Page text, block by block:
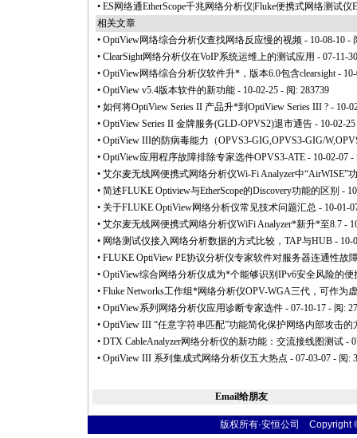
• ES网络通EtherScope千兆网络分析仪|Fluke便携式网络测试仪
相关文章
• OptiView网络综合分析仪查找网络反应慢的视频 - 10-08-10 -
• ClearSight网络分析仪在VoIP系统运维上的测试应用 - 07-11-
• OptiView网络综合分析仪软件升* ，版本6.0包含clearsight- 10-
• OptiView v5.4版本软件的新功能 - 10-02-25 - 阅: 283739
• 如何将OptiView Series II 产品升*到OptiView Series III ? - 10-
• OptiView Series II 金牌服务(GLD-OPVS2)退市通告 - 10-02-
• OptiView III的防病毒能力（OPVS3-GIG,OPVS3-GIG/
• OptiView应用程序故障排除专家选件OPVS3-ATE - 10-02-07 -
• 艾尔麦无线网便携式网络分析仪Wi-Fi Analyzer中“AirWISE”
• 简述FLUKE Optiview与EtherScope的Discovery功能的区别 -
• 关于FLUKE OptiView网络分析仪常见技术问题汇总 - 10-01-
• 艾尔麦无线网便携式网络分析仪WiFi Analyzer*新升*至8.7 -
• 网络测试仪接入网络分析数据的方式比较，TAP与HUB - 10-
• FLUKE OptiView PE协议分析仪专家软件对服务器连通性故
• OptiView综合网络分析仪成为*个能够识别IPv6安全风险的
• Fluke Networks工作组*网络分析仪OPV-WGA三代，可作为
• OptiView系列网络分析仪应用诊断专家选件 - 07-10-17 - 阅:
• OptiView III “任意字符串匹配”功能简化保护网络内部攻击的
• DTX CableAnalyzer网络分析仪的新功能：交流接线图测试 -
• OptiView III 系列集成式网络分析仪五大热点 - 07-03-07 - 阅:
Email给朋友
版权所有·安恒公司